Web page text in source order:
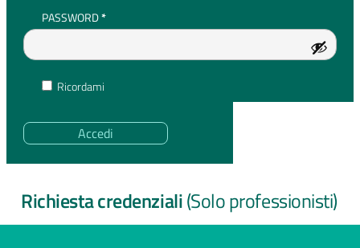
PASSWORD*RICHIESTO
Ricordami
Accedi
Richiesta credenziali(Solo professionisti)